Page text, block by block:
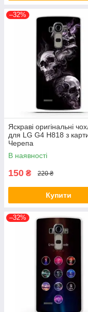
–32%
Яскраві оригінальні
для LG G4 H818 з
Черепа
В наявності
150 ₴ 220 ₴
Купити
–32%